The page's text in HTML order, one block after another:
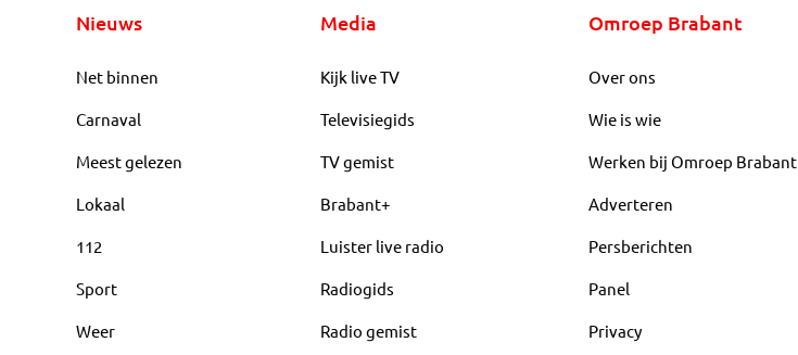
Nieuws
Net binnen
Carnaval
Meest gelezen
Lokaal
112
Sport
Weer
Media
Kijk live TV
Televisiegids
TV gemist
Brabant+
Luister live radio
Radiogids
Radio gemist
Omroep Brabant
Over ons
Wie is wie
Werken bij Omroep Brabant
Adverteren
Persberichten
Panel
Privacy